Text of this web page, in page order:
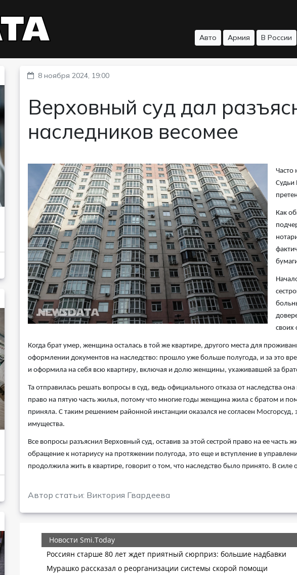
Авто Армия В России
8 ноября 2024, 19:00
Верховный суд дал
наследников весомее
Часто
Судьи
Как
своих
Когда брат умер, женщина осталась в той же квартире, другого места для
оформлении документов на наследство: прошло уже больше полугода, и за это
и оформила на себя всю квартиру, включая и долю женщины, ухаживавшей за
Та отправилась решать вопросы в суд, ведь официального отказа от наследства
право на пятую часть жилья, потому что многие годы женщина жила с братом и
приняла. С таким решением районной инстанции оказался не согласен
имущества.
Все вопросы разъяснил Верховный суд, оставив за этой сестрой право на ее
обращение к нотариусу на протяжении полугода, это еще и вступление в
продолжила жить в квартире, говорит о том, что наследство было принято. В силе
Автор статьи: Виктория Гвардеева